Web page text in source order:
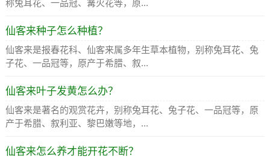
称兔耳花、一品冠、篝火花等，原...
仙客来种子怎么种植？
仙客来是报春花科、仙客来属多年生草本植物，别称兔耳花、兔
子花、一品冠等，原产于希腊、叙...
仙客来叶子发黄怎么办？
仙客来是著名的观赏花卉，别称兔耳花、兔子花、一品冠等，原
产于希腊、叙利亚、黎巴嫩等地，...
仙客来怎么养才能开花不断？